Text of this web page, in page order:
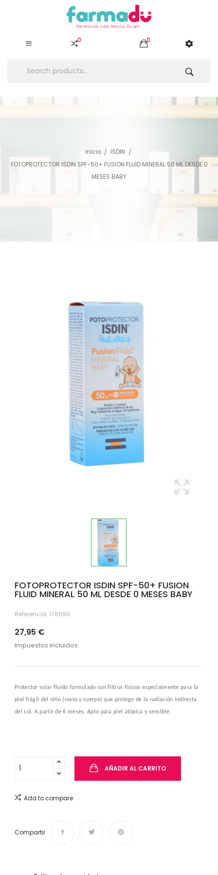
0 0
Inicio
ISDIN
FOTOPROTECTOR ISDIN SPF-50+ FUSION FLUID MINERAL 50 ML DESDE 0
MESES BABY
FOTOPROTECTOR ISDIN SPF-50+ FUSION
FLUID MINERAL 50 ML DESDE 0 MESES BABY
Referencia: 178899
27,95 €
Impuestos incluidos
Protector solar fluido formulado con filtros físicos especialmente para la
piel frágil del niño (rosto y cuerpo) que protege de la radiación indirecta
del sol. A partir de 6 meses. Apto para piel atópica y sensible.
AÑADIR AL CARRITO
Add to compare
Compartir